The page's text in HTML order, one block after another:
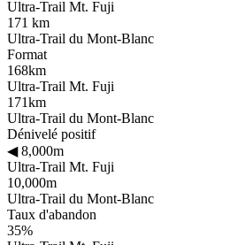
Ultra-Trail Mt. Fuji
171 km
Ultra-Trail du Mont-Blanc
Format
168km
Ultra-Trail Mt. Fuji
171km
Ultra-Trail du Mont-Blanc
Dénivelé positif
◀8,000m
Ultra-Trail Mt. Fuji
10,000m
Ultra-Trail du Mont-Blanc
Taux d'abandon
35%